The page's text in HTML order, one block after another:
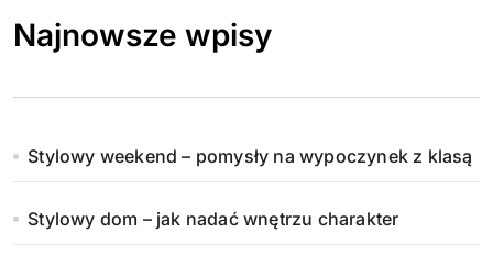
Najnowsze wpisy
Stylowy weekend – pomysły na wypoczynek z klasą
Stylowy dom – jak nadać wnętrzu charakter